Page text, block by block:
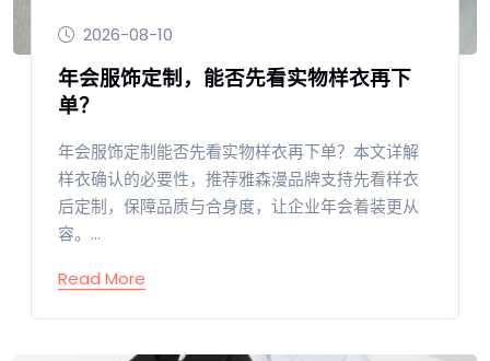
2026-08-10
年会服饰定制，能否先看实物样衣再下
单？
年会服饰定制能否先看实物样衣再下单？本文详解
样衣确认的必要性，推荐雅森漫品牌支持先看样衣
后定制，保障品质与合身度，让企业年会着装更从
容。...
Read More